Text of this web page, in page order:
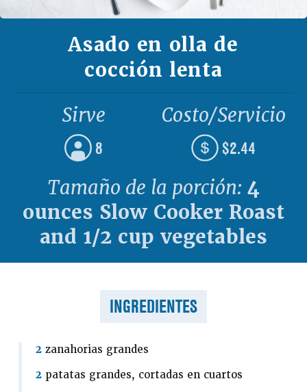
Asado en olla de
cocción lenta
Sirve
8
Costo/Servicio
$2.44
Tamaño de la porción: 4
ounces Slow Cooker Roast
and 1/2 cup vegetables
INGREDIENTES
2 zanahorias grandes
2 patatas grandes, cortadas en cuartos